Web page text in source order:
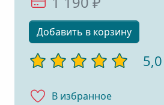
Добавить в корзину
5,0
В избранноe